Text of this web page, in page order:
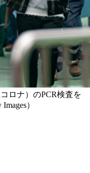
ロナ）のPCR検査を
）